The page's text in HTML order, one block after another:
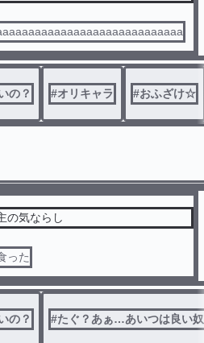
の？ #オリキャラ #おふざけ☆
の気ならし
った
の？ #たぐ？あぁ…あいつは良い